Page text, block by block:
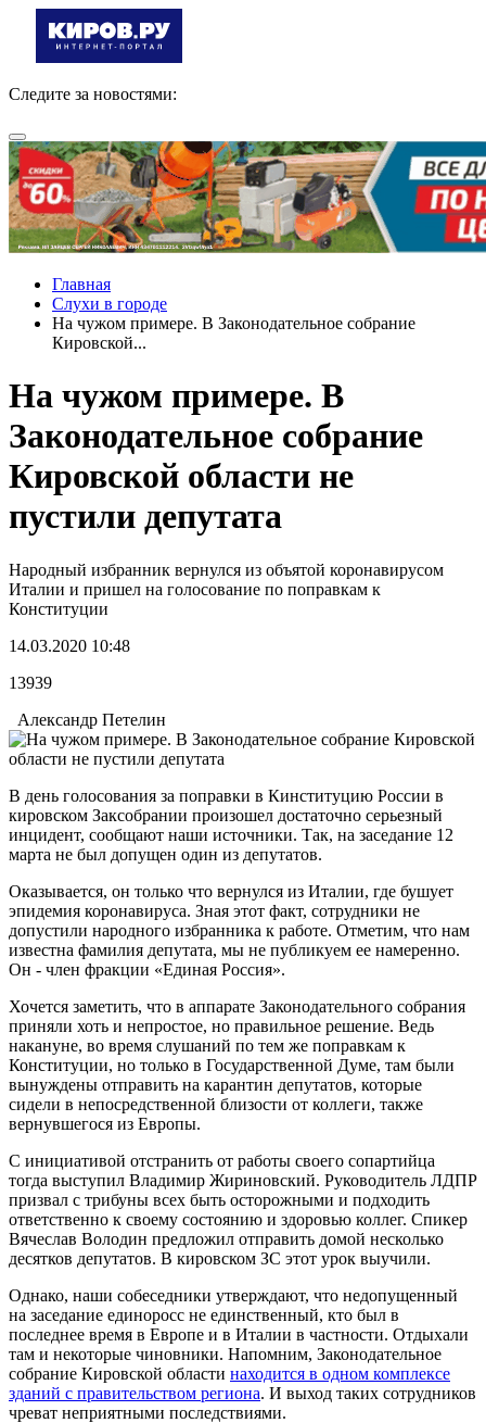
Следите за новостями:
Главная
Слухи в городе
На чужом примере. В Законодательное собрание
Кировской...
На чужом примере. В
Законодательное собрание
Кировской области не
пустили депутата
Народный избранник вернулся из объятой коронавирусом
Италии и пришел на голосование по поправкам к
Конституции
14.03.2020 10:48
13939
Александр Петелин
В день голосования за поправки в Кинституцию России в
кировском Заксобрании произошел достаточно серьезный
инцидент, сообщают наши источники. Так, на заседание 12
марта не был допущен один из депутатов.
Оказывается, он только что вернулся из Италии, где бушует
эпидемия коронавируса. Зная этот факт, сотрудники не
допустили народного избранника к работе. Отметим, что нам
известна фамилия депутата, мы не публикуем ее намеренно.
Он - член фракции «Единая Россия».
Хочется заметить, что в аппарате Законодательного собрания
приняли хоть и непростое, но правильное решение. Ведь
накануне, во время слушаний по тем же поправкам к
Конституции, но только в Государственной Думе, там были
вынуждены отправить на карантин депутатов, которые
сидели в непосредственной близости от коллеги, также
вернувшегося из Европы.
С инициативой отстранить от работы своего сопартийца
тогда выступил Владимир Жириновский. Руководитель ЛДПР
призвал с трибуны всех быть осторожными и подходить
ответственно к своему состоянию и здоровью коллег. Спикер
Вячеслав Володин предложил отправить домой несколько
десятков депутатов. В кировском ЗС этот урок выучили.
Однако, наши собеседники утверждают, что недопущенный
на заседание единоросс не единственный, кто был в
последнее время в Европе и в Италии в частности. Отдыхали
там и некоторые чиновники. Напомним, Законодательное
собрание Кировской области находится в одном комплексе
зданий с правительством региона. И выход таких сотрудников
чреват неприятными последствиями.